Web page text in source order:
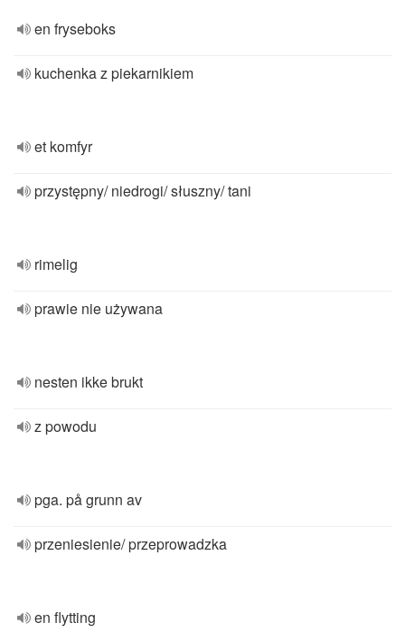
en fryseboks
kuchenka z piekarnikiem
et komfyr
przystępny/ niedrogi/ słuszny/ tani
rimelig
prawie nie używana
nesten ikke brukt
z powodu
pga. på grunn av
przeniesienie/ przeprowadzka
en flytting